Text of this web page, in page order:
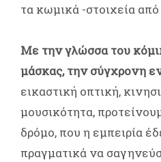
τα κωμικά -στοιχεία από
Με την γλώσσα του
μάσκας, την σύγχρονη
εικαστική οπτική,
μουσικότητα,
δρόμο, που η εμπειρία
πραγματικά να